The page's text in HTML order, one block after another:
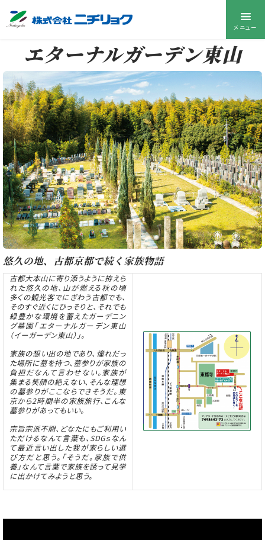
メニュー
エターナルガーデン東山
悠久の地、古都京都で続く家族物語
古都大本山に寄り添うように拵えら
れた悠久の地、山が燃える秋の頃
多くの観光客でにぎわう古都でも、
そのすぐ近くにひっそりと、それでも
緑豊かな環境を蓄えたガーデニン
グ墓園「エターナルガーデン東山
（イーガーデン東山）」。
家族の想い出の地であり、憧れだっ
た場所に墓を持つ、墓参りが家族の
負担だなんて言わせない。家族が
集まる笑顔の絶えない、そんな理想
の墓参りがここならできそうだ。東
京から2時間半の家族旅行、こんな
墓参りがあってもいい。
宗旨宗派不問、どなたにもご利用い
ただけるなんて言葉も、SDGｓなん
て最近言い出した我が家らしい選
び方だと思う。「そうだ。家族で供
養」なんて言葉で家族を誘って見学
に出かけてみようと思う。